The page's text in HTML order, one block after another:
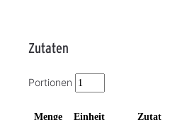
Zutaten
Portionen
Menge Einheit Zutat